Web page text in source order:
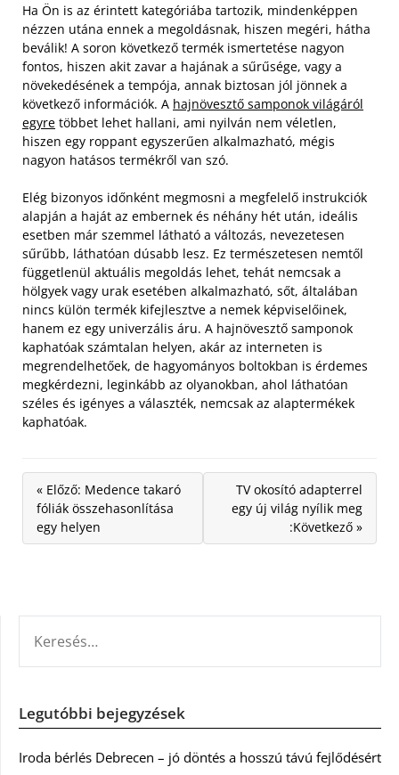
Ha Ön is az érintett kategóriába tartozik, mindenképpen
nézzen utána ennek a megoldásnak, hiszen megéri, hátha
beválik! A soron következő termék ismertetése nagyon
fontos, hiszen akit zavar a hajának a sűrűsége, vagy a
növekedésének a tempója, annak biztosan jól jönnek a
következő információk. A hajnövesztő samponok világáról
egyre többet lehet hallani, ami nyilván nem véletlen,
hiszen egy roppant egyszerűen alkalmazható, mégis
nagyon hatásos termékről van szó.
Elég bizonyos időnként megmosni a megfelelő instrukciók
alapján a haját az embernek és néhány hét után, ideális
esetben már szemmel látható a változás, nevezetesen
sűrűbb, láthatóan dúsabb lesz. Ez természetesen nemtől
függetlenül aktuális megoldás lehet, tehát nemcsak a
hölgyek vagy urak esetében alkalmazható, sőt, általában
nincs külön termék kifejlesztve a nemek képviselőinek,
hanem ez egy univerzális áru. A hajnövesztő samponok
kaphatóak számtalan helyen, akár az interneten is
megrendelhetőek, de hagyományos boltokban is érdemes
megkérdezni, leginkább az olyanokban, ahol láthatóan
széles és igényes a választék, nemcsak az alaptermékek
kaphatóak.
« Előző: Medence takaró
fóliák összehasonlítása
egy helyen
TV okosító adapterrel
egy új világ nyílik meg
:Következő »
Legutóbbi bejegyzések
Iroda bérlés Debrecen – jó döntés a hosszú távú fejlődésért